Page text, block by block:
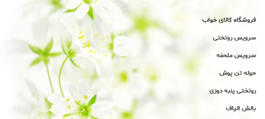
فروشگاه کالای خواب
سرویس روتختی
سرویس ملحفه
حوله تن پوش
روتختی پنبه دوزی
بالش الیاف